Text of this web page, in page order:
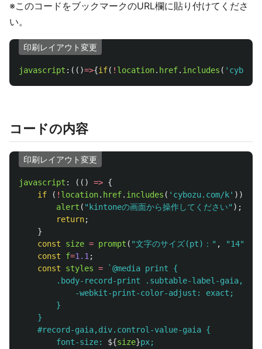
※このコードをブックマークのURL欄に貼り付けてくださ
い。
印刷レイアウト変更
javascript :(()=>{if( ! location. href. includes ( '
コードの内容
印刷レイアウト変更
javascript : (() => {
if
( ! location. href. includes ( ' cybozu.com/k' ))
alert ( " kintoneの画面から操作してください" );
return;
}
const
size = prompt ( "文字のサイズ(pt)： " , "14"
const
f=1.1 ;
const
styles =
`@media print {
.body-record-print .subtable-label-
            -webkit-print-color-adjust: exact;
        }
    }
    #record-gaia,div.control-value-gaia {
        font-size:
${size}px;